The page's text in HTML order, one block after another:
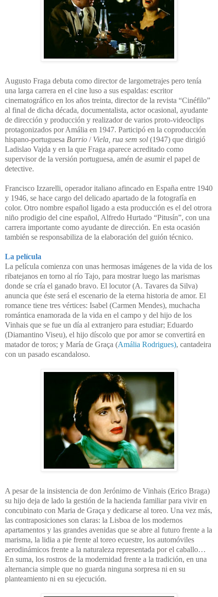
Augusto Fraga debuta como director de largometrajes pero tenía
una larga carrera en el cine luso a sus espaldas: escritor
cinematográfico en los años treinta, director de la revista “Cinéfilo”
al final de dicha década, documentalista, actor ocasional, ayudante
de dirección y producción y realizador de varios proto-videoclips
protagonizados por Amália en 1947. Participó en la coproducción
hispano-portuguesa Barrio / Viela, rua sem sol (1947) que dirigió
Ladislao Vajda y en la que Fraga aparece acreditado como
supervisor de la versión portuguesa, amén de asumir el papel de
detective.
Francisco Izzarelli, operador italiano afincado en España entre 1940
y 1946, se hace cargo del delicado apartado de la fotografía en
color. Otro nombre español ligado a esta producción es el del otrora
niño prodigio del cine español, Alfredo Hurtado “Pitusín”, con una
carrera importante como ayudante de dirección. En esta ocasión
también se responsabiliza de la elaboración del guión técnico.
La película
La película comienza con unas hermosas imágenes de la vida de los
ribatejanos en torno al río Tajo, para mostrar luego las marismas
donde se cría el ganado bravo. El locutor (A. Tavares da Silva)
anuncia que éste será el escenario de la eterna historia de amor. El
romance tiene tres vértices: Isabel (Carmen Mendes), muchacha
romántica enamorada de la vida en el campo y del hijo de los
Vinhais que se fue un día al extranjero para estudiar; Eduardo
(Diamantino Viseu), el hijo díscolo que por amor se convertirá en
matador de toros; y María de Graça (Amália Rodrigues), cantadeira
con un pasado escandaloso.
A pesar de la insistencia de don Jerónimo de Vinhais (Erico Braga)
su hijo deja de lado la gestión de la hacienda familiar para vivir en
concubinato con Maria de Graça y dedicarse al toreo. Una vez más,
las contraposiciones son claras: la Lisboa de los modernos
apartamentos y las grandes avenidas que se abre al futuro frente a la
marisma, la lidia a pie frente al toreo ecuestre, los automóviles
aerodinámicos frente a la naturaleza representada por el caballo…
En suma, los rostros de la modernidad frente a la tradición, en una
alternancia simple que no guarda ninguna sorpresa ni en su
planteamiento ni en su ejecución.